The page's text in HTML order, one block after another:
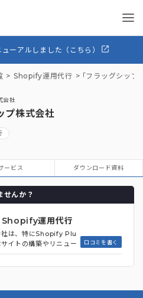
ーアルしました（こちら）
Shopify運用代行 「フラッグシップ
会社
プ株式会社
ービス ダウンロード資料
せんか？
運用代行
社は、特にShopify Plu
イトの構築やリニュー
直結するデジタルマー
口コミを書く